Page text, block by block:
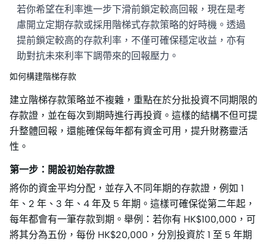
若你希望在利率進一步下滑前鎖定較高回報，現在是考
慮開立定期存款或採用階梯式存款策略的好時機。透過
提前鎖定較高的存款利率，不僅可確保穩定收益，亦有
助對抗未來利率下調帶來的回報壓力。
如何構建階梯存款
建立階梯存款策略並不複雜，重點在於分批投資不同期限的
存款證，並在每次到期時進行再投資。這樣的結構不但可提
升整體回報，還能確保每年都有資金可用，提升財務靈活
性。
第一步：開設初始存款證
將你的資金平均分配，並存入不同年期的存款證，例如 1
年、2 年、3 年、4 年及 5 年期。這樣可確保從第二年起，
每年都會有一筆存款到期。舉例：若你有 HK$100,000，可
將其分為五份，每份 HK$20,000，分別投資於 1 至 5 年期